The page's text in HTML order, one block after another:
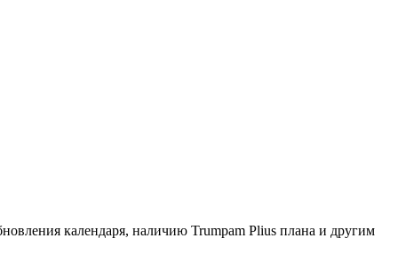
календаря, наличию Trumpam Plius плана и другим